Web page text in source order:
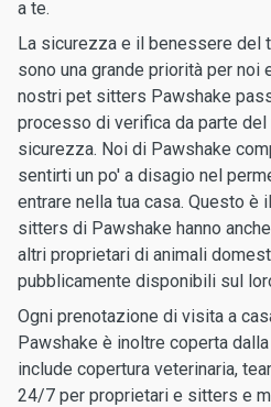
a te.
La sicurezza e il benessere del
sono una grande priorità per
nostri pet sitters Pawshake
processo di verifica da parte
sicurezza. Noi di Pawshake
sentirti un po' a disagio nel
entrare nella tua casa. Questo è
sitters di Pawshake hanno
altri proprietari di animali
pubblicamente disponibili sul
Ogni prenotazione di visita a
Pawshake è inoltre coperta
include copertura veterinaria,
24/7 per proprietari e sitters e